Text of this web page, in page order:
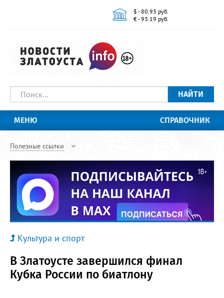
$ - 80.93 руб.
€ - 93.19 руб.
НАЙТИ
МЕНЮ СПРАВОЧНИК
Полезные ссылки
Культура и спорт
В Златоусте завершился финал
Кубка России по биатлону